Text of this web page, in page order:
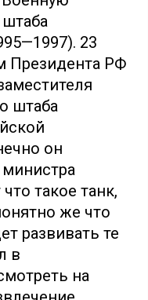
23
Президента РФ
штаба
он
такое танк,
же что
развивать те
в
на